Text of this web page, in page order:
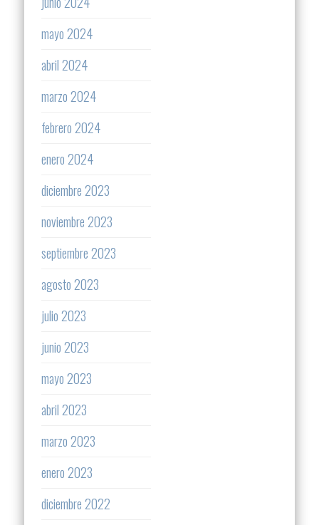
mayo 2024
abril 2024
marzo 2024
febrero 2024
enero 2024
diciembre 2023
noviembre 2023
septiembre 2023
agosto 2023
julio 2023
junio 2023
mayo 2023
abril 2023
marzo 2023
enero 2023
diciembre 2022